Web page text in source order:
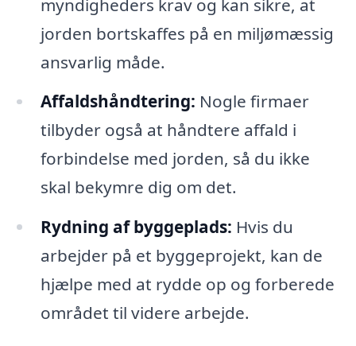
myndigheders krav og kan sikre, at
jorden bortskaffes på en miljømæssig
ansvarlig måde.
Affaldshåndtering: Nogle firmaer
tilbyder også at håndtere affald i
forbindelse med jorden, så du ikke
skal bekymre dig om det.
Rydning af byggeplads: Hvis du
arbejder på et byggeprojekt, kan de
hjælpe med at rydde op og forberede
området til videre arbejde.